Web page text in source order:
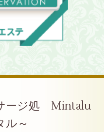
ージ処 Mintalu
ル～